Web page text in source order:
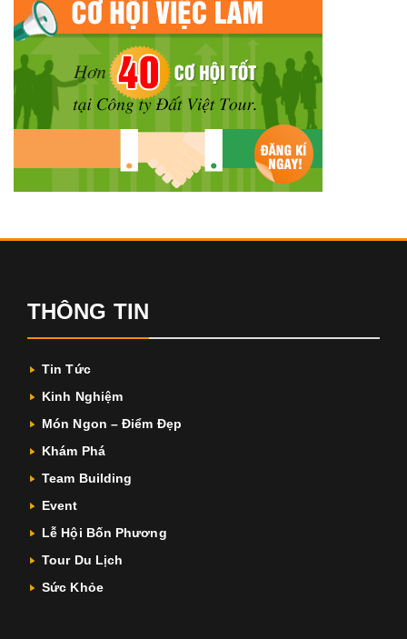
THÔNG TIN
Tin Tức
Kinh Nghiệm
Món Ngon – Điểm Đẹp
Khám Phá
Team Building
Event
Lễ Hội Bốn Phương
Tour Du Lịch
Sức Khỏe